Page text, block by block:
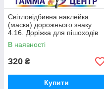
Світловідбивна наклейка
(маска) дорожнього знаку
4.16. Доріжка для пішоходів
В наявності
320 ₴
Купити